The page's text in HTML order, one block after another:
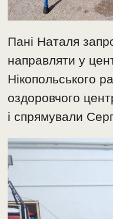
Пані Наталя
направляти у
Нікопольського
оздоровчого
і спрямували